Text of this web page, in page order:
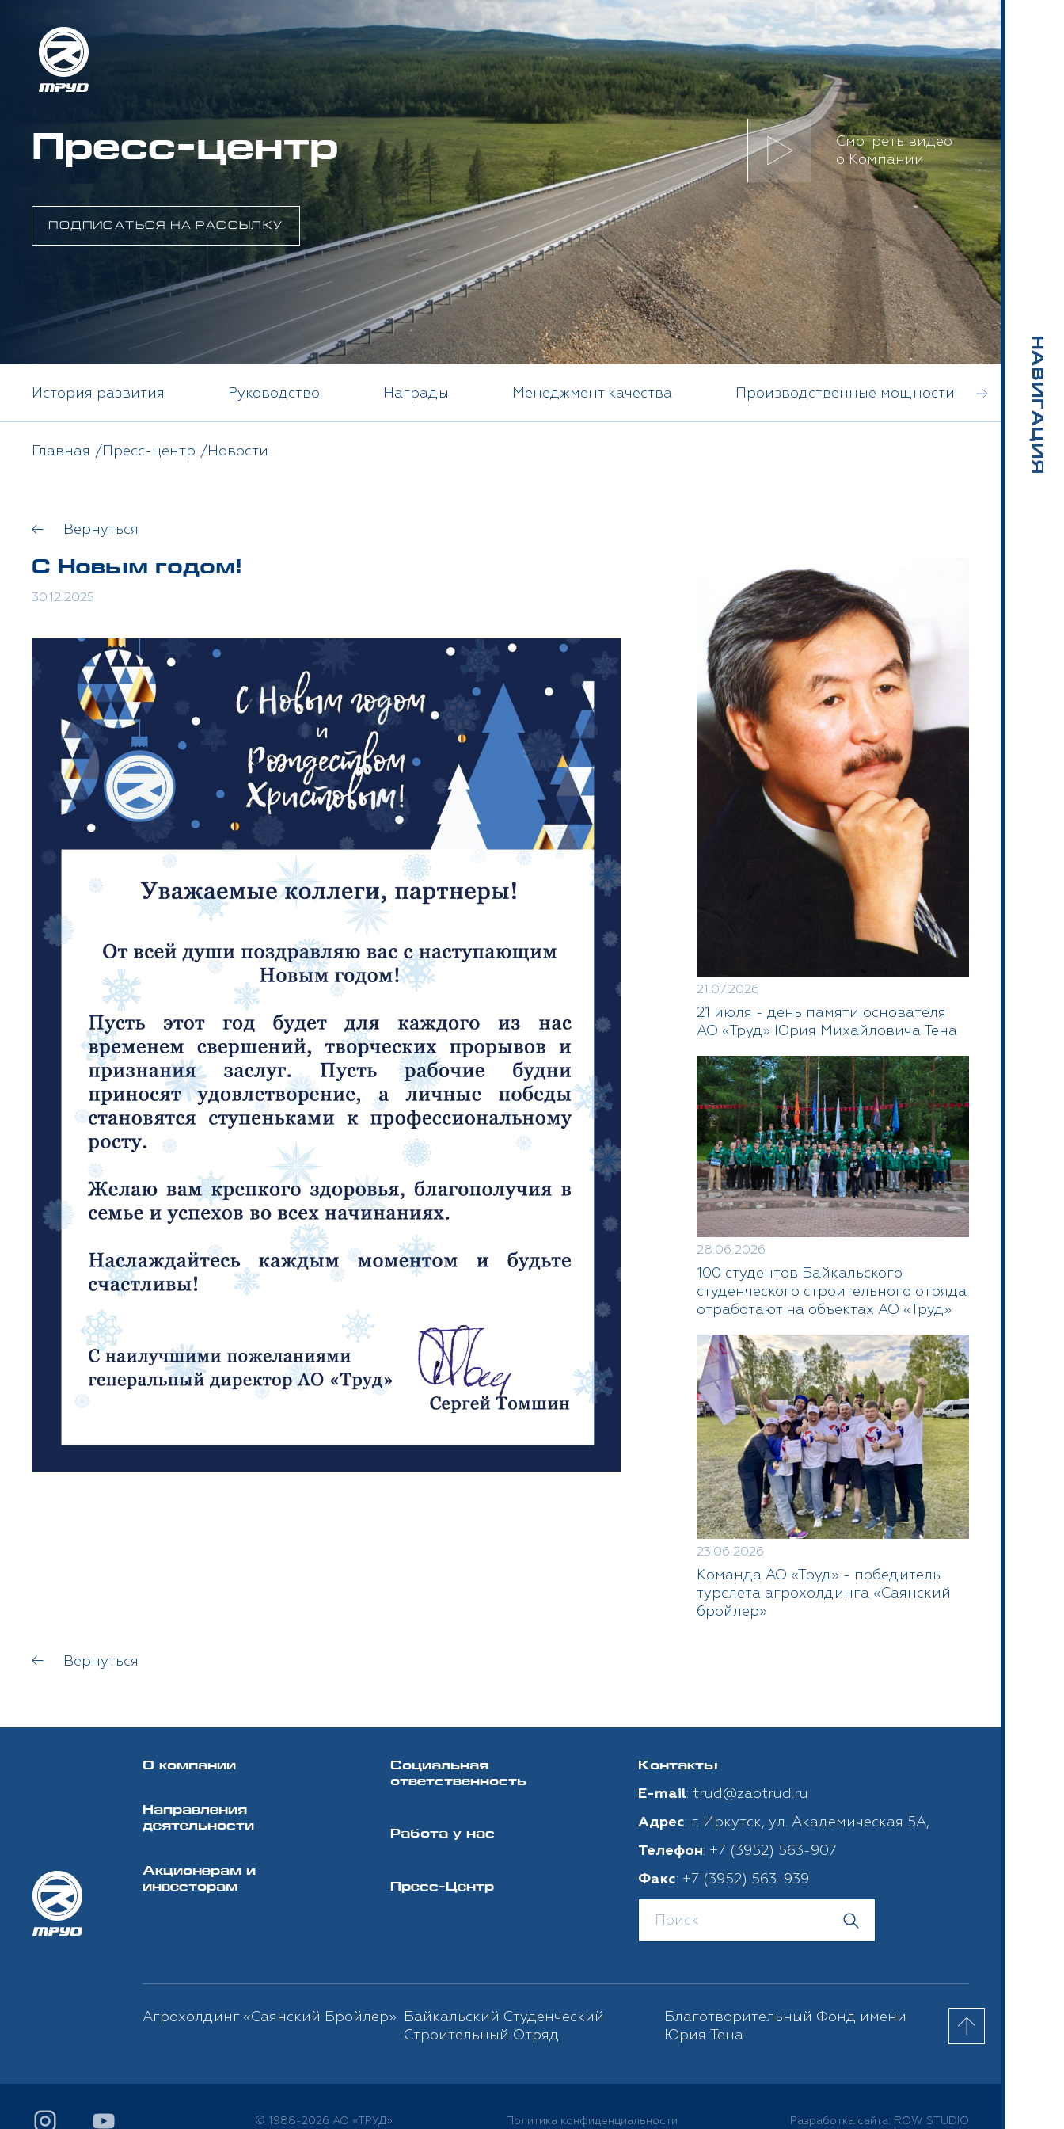
НАВИГАЦИЯ
Пресс-центр
Смотреть видео
о Компании
ПОДПИСАТЬСЯ НА РАССЫЛКУ
История развития Руководство Награды Менеджмент качества Производственные мощности
Главная Пресс-центр Новости
Вернуться
С Новым годом!
30.12.2025
21.07.2026
21 июля - день памяти основателя
АО «Труд» Юрия Михайловича Тена
28.06.2026
100 студентов Байкальского
студенческого строительного отряда
отработают на объектах АО «Труд»
23.06.2026
Команда АО «Труд» - победитель
турслета агрохолдинга «Саянский
бройлер»
Вернуться
О компании
Направления
деятельности
Акционерам и
инвесторам
Социальная
ответственность
Работа у нас
Пресс-Центр
Контакты
E-mail:trud@zaotrud.ru
Адрес: г. Иркутск, ул. Академическая 5А,
Телефон: +7 (3952) 563-907
Факс: +7 (3952) 563-939
Агрохолдинг «Саянский Бройлер» Байкальский Студенческий
Строительный Отряд
Благотворительный Фонд имени
Юрия Тена
© 1988-2026 АО «ТРУД» Политика конфиденциальности Разработка сайта: ROW STUDIO